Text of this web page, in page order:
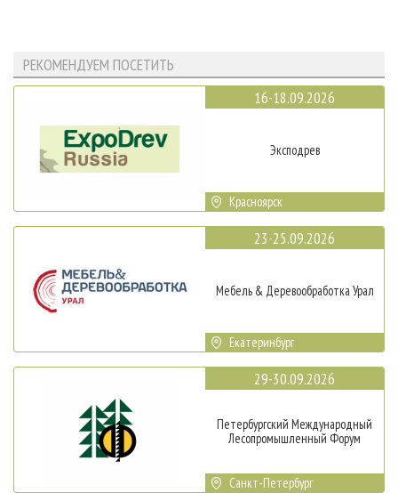
РЕКОМЕНДУЕМ ПОСЕТИТЬ
16-18.09.2026
Эксподрев
Красноярск
23-25.09.2026
Мебель & Деревообработка Урал
Екатеринбург
29-30.09.2026
Петербургский Международный
Лесопромышленный Форум
Санкт-Петербург